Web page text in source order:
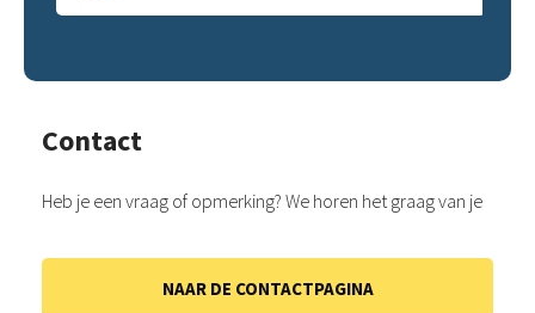
Contact
Heb je een vraag of opmerking? We horen het graag van je
NAAR DE CONTACTPAGINA